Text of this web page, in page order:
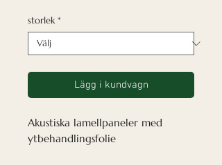
storlek *
Lägg i kundvagn
Akustiska lamellpaneler med
ytbehandlingsfolie